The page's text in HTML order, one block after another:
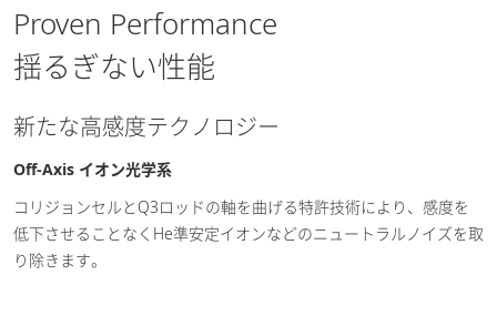
Proven Performance
揺るぎない性能
新たな高感度テクノロジー
Off-Axis イオン光学系
コリジョンセルとQ3ロッドの軸を曲げる特許技術により、感度を
低下させることなくHe準安定イオンなどのニュートラルノイズを取
り除きます。